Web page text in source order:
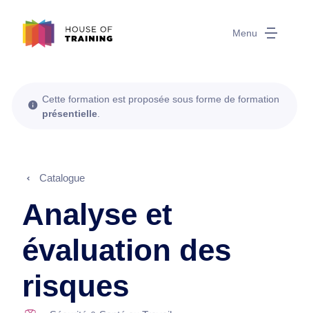
Menu
Cette formation est proposée sous forme de formation
présentielle
Catalogue
Analyse et
évaluation des
risques